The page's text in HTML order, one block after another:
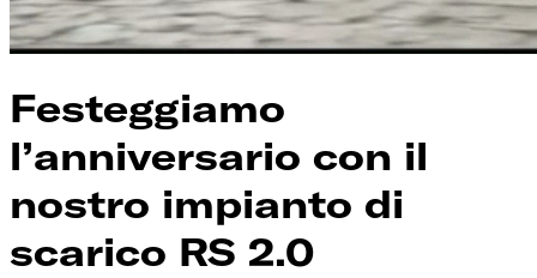
Festeggiamo
l’anniversario con il
nostro impianto di
scarico RS 2.0